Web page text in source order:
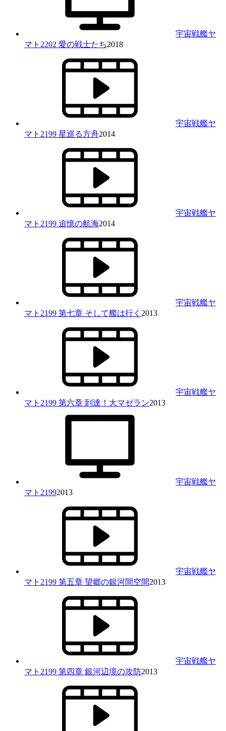
宇宙戦艦ヤ
マト2202 愛の戦士たち2018
宇宙戦艦ヤ
マト2199 星巡る方舟2014
宇宙戦艦ヤ
マト2199 追憶の航海2014
宇宙戦艦ヤ
マト2199 第七章 そして艦は行く 2013
宇宙戦艦ヤ
マト2199 第六章 到達！大マゼラン2013
宇宙戦艦ヤ
マト21992013
宇宙戦艦ヤ
マト2199 第五章 望郷の銀河間空間2013
宇宙戦艦ヤ
マト2199 第四章 銀河辺境の攻防2013